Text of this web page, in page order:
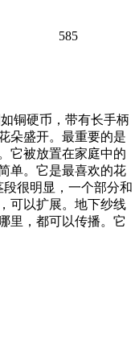
585
铜硬币，带有长手柄
朵盛开。最重要的是
它被放置在家庭中的
单。它是最喜欢的花
很明显，一个部分和
可以扩展。地下纱线
里，都可以传播。它